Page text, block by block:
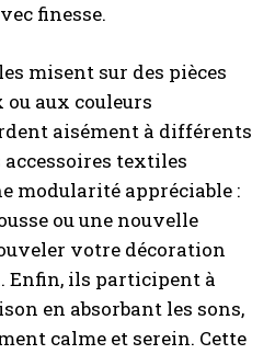
finesse.
misent sur des pièces
aux couleurs
aisément à différents
textiles
modularité appréciable :
ou une nouvelle
votre décoration
Enfin, ils participent à
en absorbant les sons,
calme et serein. Cette